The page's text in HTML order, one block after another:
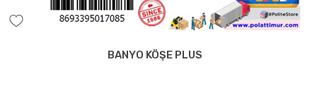
BANYO KÖŞE PLUS